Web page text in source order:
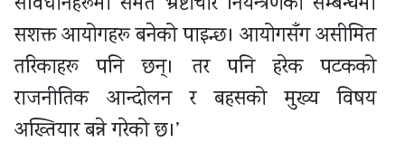
सशक्त आयोगहरू बनेको पाइन्छ। आयोगसँग असीमित
तरिकाहरू पनि छन्। तर पनि हरेक पटकको
राजनीतिक आन्दोलन र बहसको मुख्य विषय
अख्तियार बन्ने गरेको छ।’